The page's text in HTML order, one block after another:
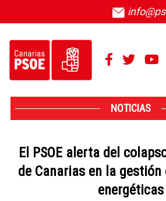
NOTICIAS
El PSOE alerta del
de Canarias en la
energéticas